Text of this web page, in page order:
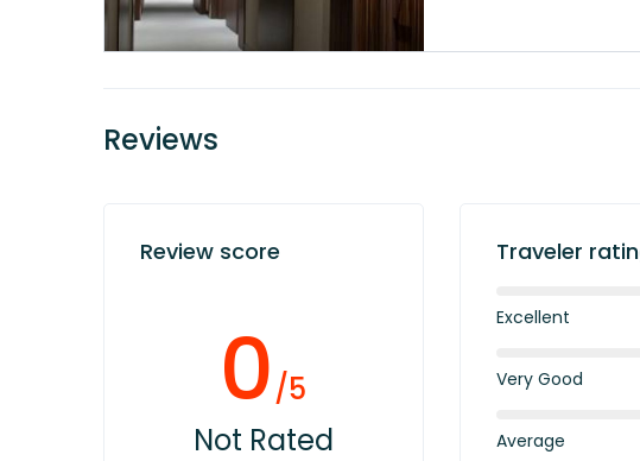
Reviews
Review score
0/5
Not Rated
Traveler
Excellent
Very Good
Average